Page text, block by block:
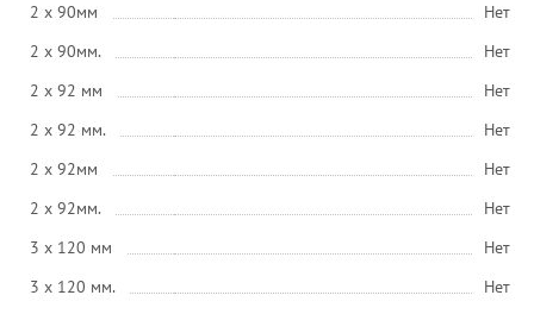
2 x 90мм
Нет
2 x 90мм.
Нет
2 x 92 мм
Нет
2 x 92 мм.
Нет
2 x 92мм
Нет
2 x 92мм.
Нет
3 x 120 мм
Нет
3 x 120 мм.
Нет